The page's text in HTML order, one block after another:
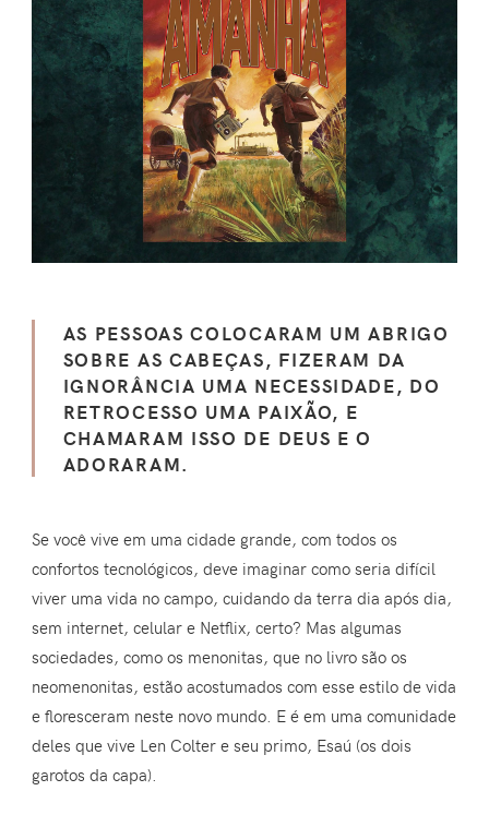
AS PESSOAS COLOCARAM UM ABRIGO
SOBRE AS CABEÇAS, FIZERAM DA
IGNORÂNCIA UMA NECESSIDADE, DO
RETROCESSO UMA PAIXÃO, E
CHAMARAM ISSO DE DEUS E O
ADORARAM.
Se você vive em uma cidade grande, com todos os
confortos tecnológicos, deve imaginar como seria difícil
viver uma vida no campo, cuidando da terra dia após dia,
sem internet, celular e Netflix, certo? Mas algumas
sociedades, como os menonitas, que no livro são os
neomenonitas, estão acostumados com esse estilo de vida
e floresceram neste novo mundo. E é em uma comunidade
deles que vive Len Colter e seu primo, Esaú (os dois
garotos da capa).